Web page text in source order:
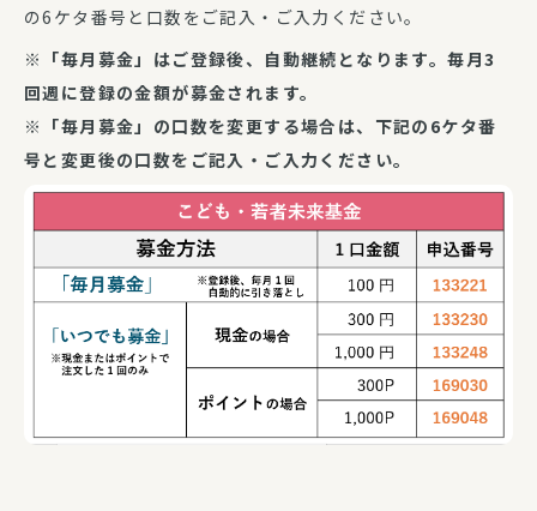
の6ケタ番号と口数をご記入・ご入力ください。
※「毎月募金」はご登録後、自動継続となります。毎月3
回週に登録の金額が募金されます。
※「毎月募金」の口数を変更する場合は、下記の6ケタ番
号と変更後の口数をご記入・ご入力ください。